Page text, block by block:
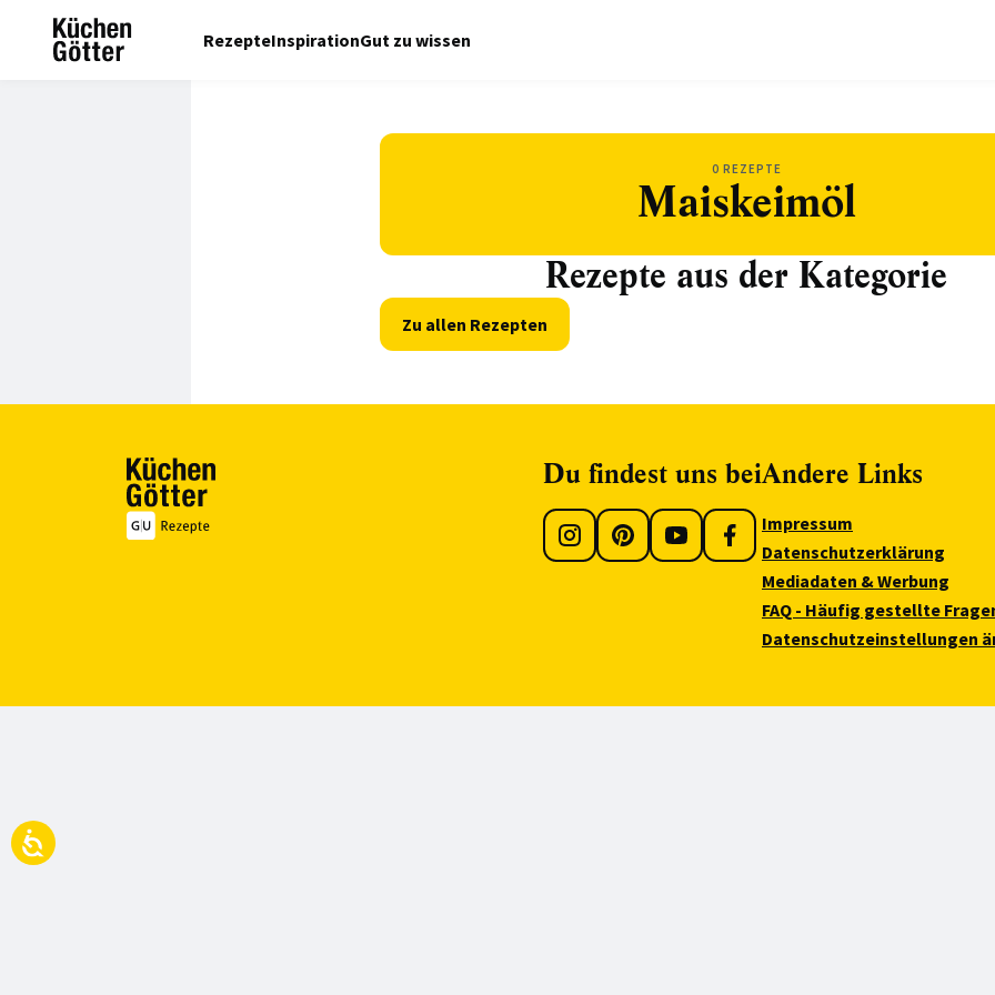
RezepteInspirationGut zu wissen
0 REZEPTE
Maiskeimöl
Rezepte aus der Kategorie
Zu allen Rezepten
Du findest uns beiAndere Links
Impressum
Datenschutzerklärung
Mediadaten & Werbung
FAQ - Häufig gestellte
Datenschutzeinstellungen